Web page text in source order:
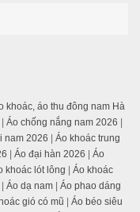
khoác, áo thu đông nam Hà
Áo chống nắng nam 2026
nam 2026
Áo khoác trung
Áo đại hàn 2026
Áo
khoác lót lông
Áo khoác
Áo dạ nam
Áo phao dáng
gió có mũ Áo béo siêu